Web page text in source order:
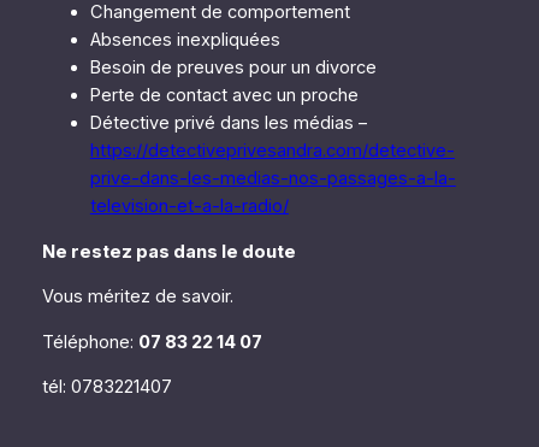
Changement de comportement
Absences inexpliquées
Besoin de preuves pour un divorce
Perte de contact avec un proche
Détective privé dans les médias –
https://detectiveprivesandra.com/detective-
prive-dans-les-medias-nos-passages-a-la-
television-et-a-la-radio/
Ne restez pas dans le doute
Vous méritez de savoir.
Téléphone: 07 83 22 14 07
tél: 0783221407